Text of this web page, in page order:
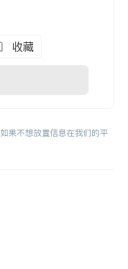
收藏
如果不想放置信息在我们的平